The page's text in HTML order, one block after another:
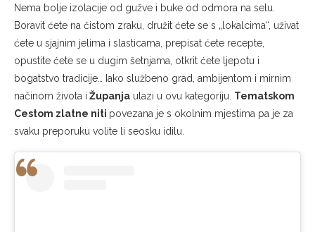
Nema bolje izolacije od gužve i buke od odmora na selu.
Boravit ćete na čistom zraku, družit ćete se s „lokalcima“, uživat
ćete u sjajnim jelima i slasticama, prepisat ćete recepte,
opustite ćete se u dugim šetnjama, otkrit ćete ljepotu i
bogatstvo tradicije… Iako službeno grad, ambijentom i mirnim
načinom života i Županja ulazi u ovu kategoriju. Tematskom
Cestom zlatne niti povezana je s okolnim mjestima pa je za
svaku preporuku volite li seosku idilu.